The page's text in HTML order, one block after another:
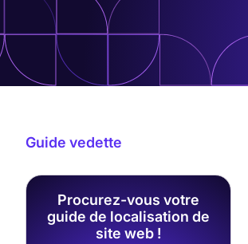
Guide vedette
Procurez-vous votre
guide de localisation de
site web !